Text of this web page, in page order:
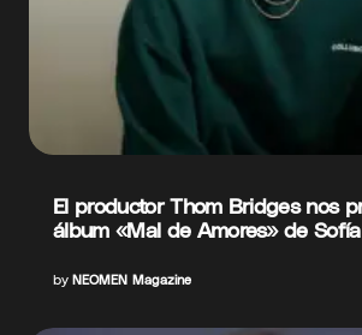
El productor Thom Bridges nos
álbum «Mal de Amores» de
by NEOMEN Magazine